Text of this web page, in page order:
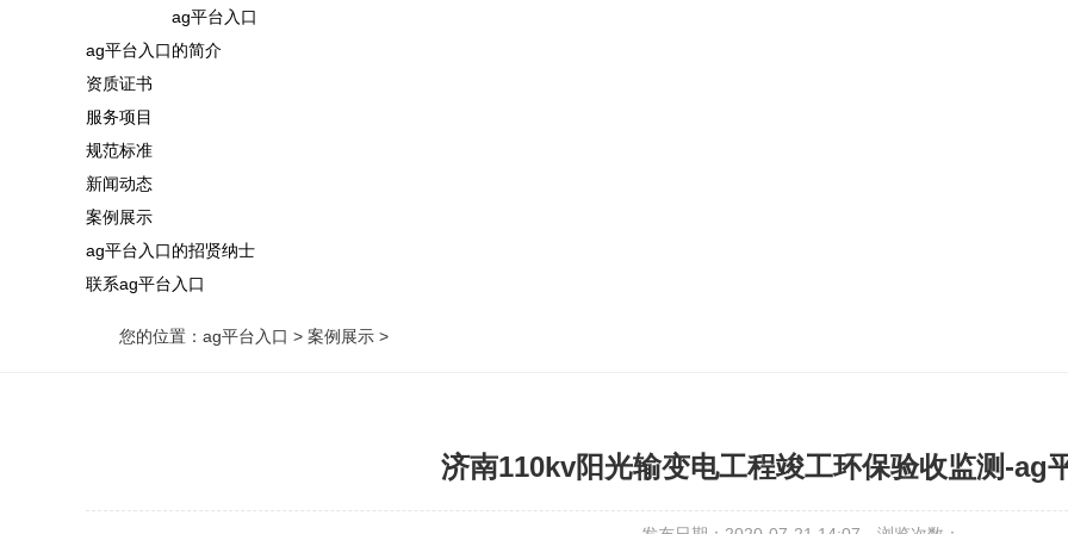
ag平台入口
ag平台入口的简介
资质证书
服务项目
规范标准
新闻动态
案例展示
ag平台入口的招贤纳士
联系ag平台入口
您的位置： ag平台入口 > 案例展示 >
济南110kv阳光输变电工程竣工环保验收监测-ag